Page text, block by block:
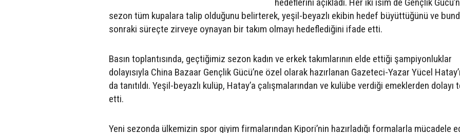
sezon tüm kupalara talip olduğunu belirterek, yeşil-beyazlı ekibin hedef büyüttüğünü ve
sonraki süreçte zirveye oynayan bir takım olmayı hedeflediğini ifade etti.
Basın toplantısında, geçtiğimiz sezon kadın ve erkek takımlarının elde ettiği şampiyonluklar
dolayısıyla China Bazaar Gençlik Gücü’ne özel olarak hazırlanan Gazeteci-Yazar Yücel
da tanıtıldı. Yeşil-beyazlı kulüp, Hatay’a çalışmalarından ve kulübe verdiği emeklerden dolayı
etti.
Yeni sezonda ülkemizin spor giyim firmalarından Kipori’nin hazırladığı formalarla mücadele